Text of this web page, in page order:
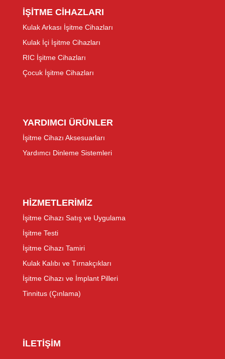
İŞİTME CİHAZLARI
Kulak Arkası İşitme Cihazları
Kulak İçi İşitme Cihazları
RIC İşitme Cihazları
Çocuk İşitme Cihazları
YARDIMCI ÜRÜNLER
İşitme Cihazı Aksesuarları
Yardımcı Dinleme Sistemleri
HİZMETLERİMİZ
İşitme Cihazı Satış ve Uygulama
İşitme Testi
İşitme Cihazı Tamiri
Kulak Kalıbı ve Tırnakçıkları
İşitme Cihazı ve İmplant Pilleri
Tinnitus (Çınlama)
İLETİŞİM